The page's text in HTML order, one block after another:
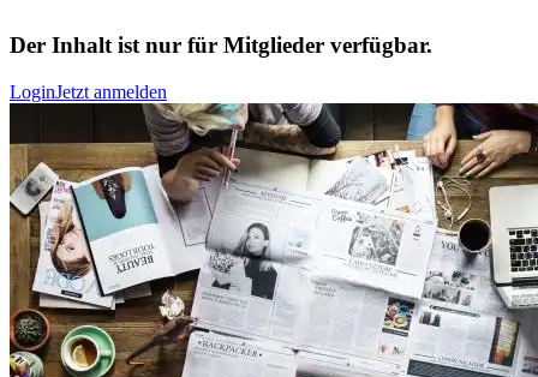
Der Inhalt ist nur für Mitglieder verfügbar.
LoginJetzt anmelden